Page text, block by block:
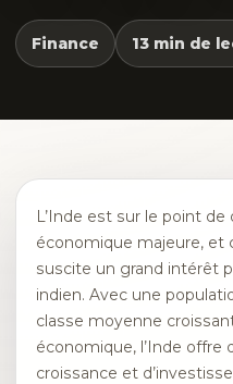
Finance 13 min de
L’Inde est sur le point
économique majeure, et
suscite un grand intérêt
indien. Avec une
classe moyenne
économique, l’Inde offre
croissance et